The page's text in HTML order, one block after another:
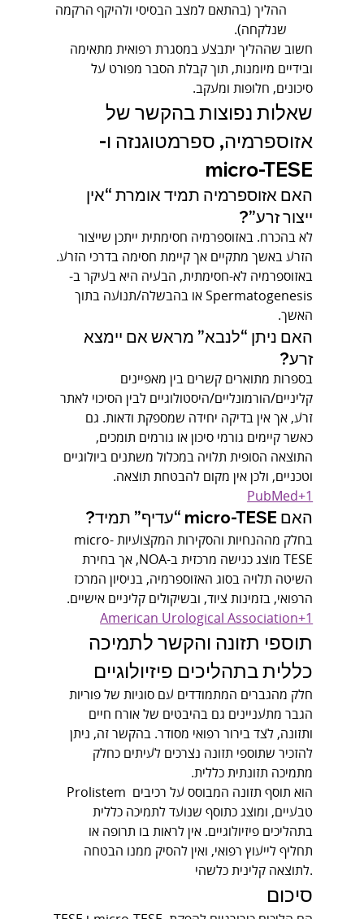
ההליך (בהתאם למצב הבסיסי ולהיקף הרקמה
שנלקחה).
חשוב שההליך יתבצע במסגרת רפואית מתאימה
ובידיים מיומנות, תוך קבלת הסבר מפורט על
סיכונים, חלופות ומעקב.
שאלות נפוצות בהקשר של
אזוספרמיה, ספרמטוגנזה ו-
micro-TESE
האם אזוספרמיה תמיד אומרת “אין
ייצור זרע”?
לא בהכרח. באזוספרמיה חסימתית ייתכן שייצור
הזרע באשך מתקיים אך קיימת חסימה בדרכי הזרע.
באזוספרמיה לא-חסימתית, הבעיה היא בעיקר ב-
Spermatogenesis או בהבשלה/תנועה בתוך
האשך.
האם ניתן “לנבא” מראש אם יימצא
זרע?
בספרות מתוארים קשרים בין מאפיינים
קליניים/הורמונליים/היסטולוגיים לבין הסיכוי לאתר
זרע, אך אין בדיקה יחידה שמספקת ודאות. גם
כאשר קיימים גורמי סיכון או גורמים תומכים,
התוצאה הסופית תלויה במכלול משתנים ביולוגיים
וטכניים, ולכן אין מקום להבטחת תוצאה.
PubMed+1
האם micro-TESE “עדיף” תמיד?
בחלק מההנחיות והסקירות המקצועיות micro-
TESE מוצג כגישה מרכזית ב-NOA, אך בחירת
השיטה תלויה בסוג האזוספרמיה, בניסיון המרכז
הרפואי, בזמינות ציוד, ובשיקולים קליניים אישיים.
American Urological Association+1
תוספי תזונה והקשר לתמיכה
כללית בתהליכים פיזיולוגיים
חלק מהגברים המתמודדים עם סוגיות של פוריות
הגבר מתעניינים גם בהיבטים של אורח חיים
ותזונה, לצד בירור רפואי מסודר. בהקשר זה, ניתן
להזכיר שתוספי תזונה נצרכים לעיתים כחלק
מתמיכה תזונתית כללית.
Prolistem הוא תוסף תזונה המבוסס על רכיבים
טבעיים, ומוצג כתוסף שנועד לתמיכה כללית
בתהליכים פיזיולוגיים. אין לראות בו תרופה או
תחליף לייעוץ רפואי, ואין להסיק ממנו הבטחה
לתוצאה קלינית כלשהי.
סיכום